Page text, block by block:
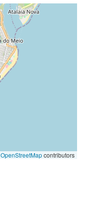
OpenStreetMapcontributors